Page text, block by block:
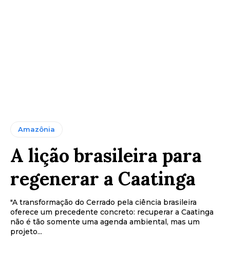
Amazônia
A lição brasileira para
regenerar a Caatinga
"A transformação do Cerrado pela ciência brasileira
oferece um precedente concreto: recuperar a Caatinga
não é tão somente uma agenda ambiental, mas um
projeto...